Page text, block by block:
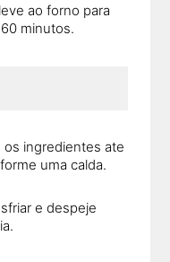
ao forno para
minutos.
os ingredientes ate
uma calda.
e despeje